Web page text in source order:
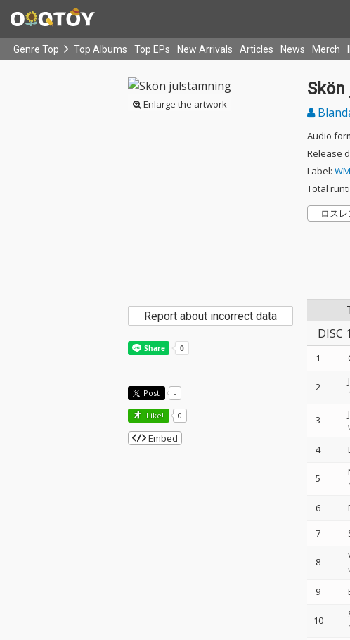
Genre Top Top Albums Top EPs New Arrivals Articles News Merch
Enlarge the artwork
Audio
Release
Label:
Total
ロスレ
DISC 1
1
2
3
4
5
6
7
8
9
10
Report about incorrect data
Post -
Like! 0
Embed